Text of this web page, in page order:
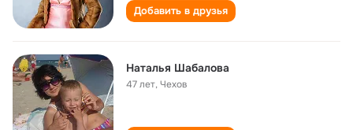
Добавить в друзья
Наталья Шабалова
47 лет,Чехов